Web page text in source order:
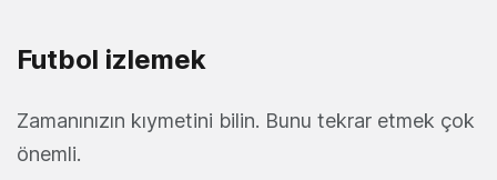
Futbol izlemek
Zamanınızın kıymetini bilin. Bunu tekrar etmek çok
önemli.